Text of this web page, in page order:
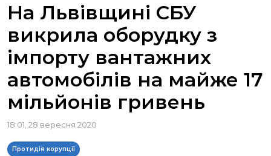
ВІДЕОГАЛЕРЕЯ
КОНТАКТИ ПРЕСЦЕНТРУ
На Львівщині СБУ
викрила оборудку з
імпорту вантажних
автомобілів на майже 17
мільйонів гривень
18:01, 28 вересня 2020
Протидія корупції